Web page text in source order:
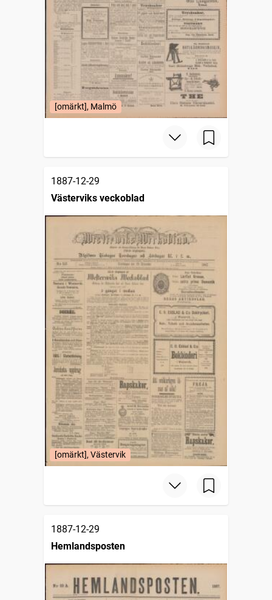
[omärkt], Malmö
1887-12-29
Västerviks veckoblad
[omärkt], Västervik
1887-12-29
Hemlandsposten